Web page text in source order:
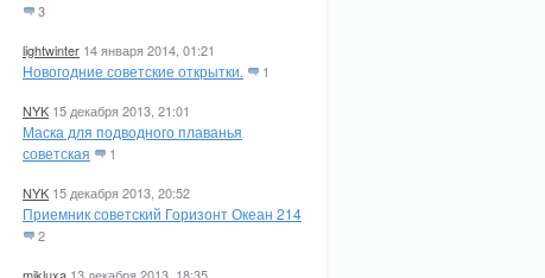
3
lightwinter 14 января 2014, 01:21
Новогодние советские открытки. 1
NYK 15 декабря 2013, 21:01
Маска для подводного плаванья
советская
1
NYK 15 декабря 2013, 20:52
Приемник советский Горизонт Океан 214
2